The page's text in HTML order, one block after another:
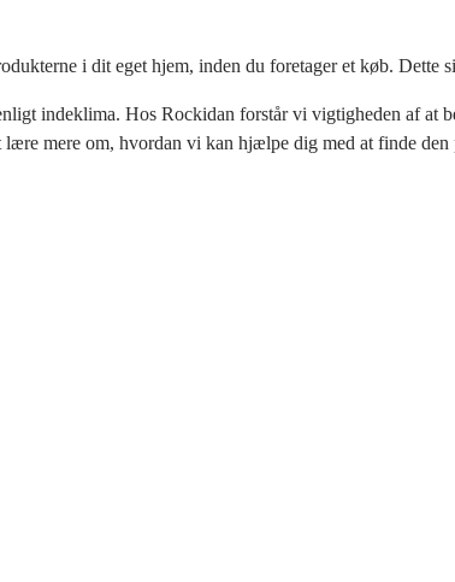
i dit eget hjem, inden du foretager et køb. Dette
indeklima. Hos Rockidan forstår vi vigtigheden af at
mere om, hvordan vi kan hjælpe dig med at finde